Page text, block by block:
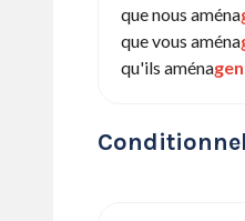
que nous aména
que vous aména
qu'ils aména
Conditionnel